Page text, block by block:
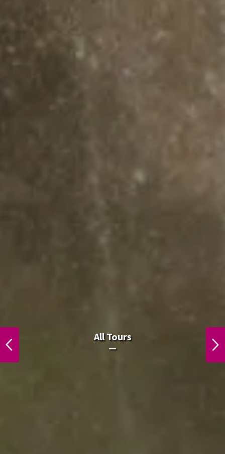
All Tours
All Laos Tours.